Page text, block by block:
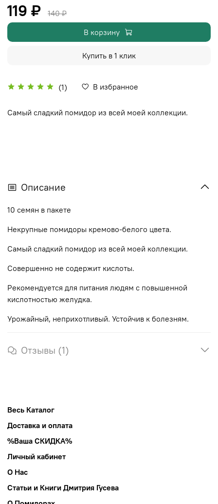
(1) В избранное
119 ₽
140 ₽
В корзину
Купить в 1 клик
Самый сладкий помидор из всей моей коллекции.
Описание
10 семян в пакете
Некрупные помидоры кремово-белого цвета.
Самый сладкий помидор из всей моей коллекции.
Совершенно не содержит кислоты.
Рекомендуется для питания людям с повышенной
кислотностью желудка.
Урожайный, неприхотливый. Устойчив к болезням.
Отзывы (1)
Весь Каталог
Доставка и оплата
%Ваша СКИДКА%
Личный кабинет
О Нас
Статьи и Книги Дмитрия Гусева